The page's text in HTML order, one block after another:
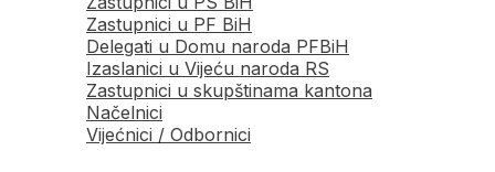
Zastupnici u PF BiH
Delegati u Domu naroda PFBiH
Izaslanici u Vijeću naroda RS
Zastupnici u skupštinama kantona
Načelnici
Vijećnici / Odbornici